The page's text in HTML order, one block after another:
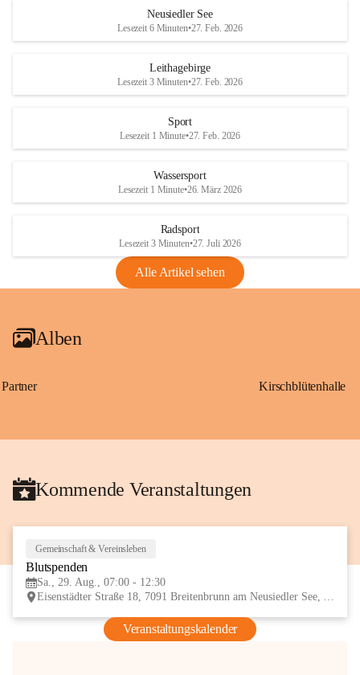
S
und den daraus folgenden wirtschaftlichen
Maßnahmen zur Bekämpfung
Rebe und der Amerikanischen
Anhang VBl. EU Nr. 18
1 Seite•1,4 MB
VBl. EU Nr. 18_2026
r
S
Neusiedler See
Lesezeit 6 Minuten•27. Feb. 2026
Leithagebirge
Lesezeit 3 Minuten•27. Feb. 2026
Sport
Lesezeit 1 Minute•27. Feb. 2026
Wassersport
Lesezeit 1 Minute•26. März 2026
Radsport
Lesezeit 3 Minuten•27. Juli 2026
Alle Artikel sehen
Alben
Partner Kirschblütenhalle
Kommende Veranstaltungen
Gemeinschaft & Vereinsleben
Blutspenden
Sa., 29. Aug., 07:00 - 12:30
Eisenstädter Straße 18, 7091 Breitenbrunn am Neusiedler See, AUT
Veranstaltungskalender